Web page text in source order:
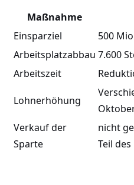
Maßnahme
Einsparziel
500
Arbeitsplatzabbau 7.600
Arbeitszeit
Lohnerhöhung
Verkauf der
Sparte
nicht
Teil